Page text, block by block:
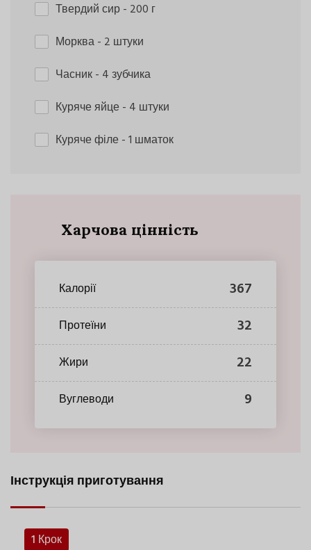
Твердий сир- 200 г
Морква- 2 штуки
Часник- 4 зубчика
Куряче яйце- 4 штуки
Куряче філе- 1 шматок
Харчова цінність
Калорії 367
Протеїни 32
Жири 22
Вуглеводи 9
Інструкція приготування
1 Крок